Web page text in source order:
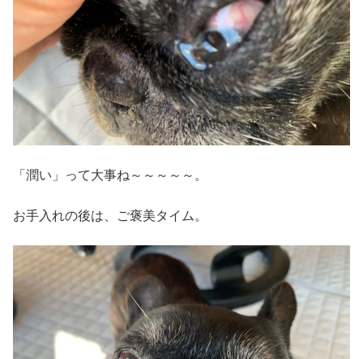
「潤い」って大事ね～～～～～。
お手入れの後は、ご褒美タイム。